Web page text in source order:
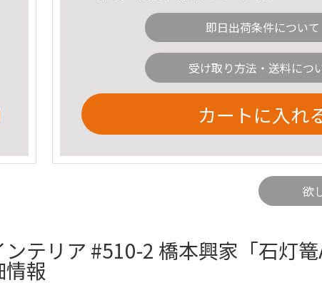
即日出荷条件について
受け取り方法・送料につ
カートに入れ
欲
テリア #510-2 橋本興家「石灯
報